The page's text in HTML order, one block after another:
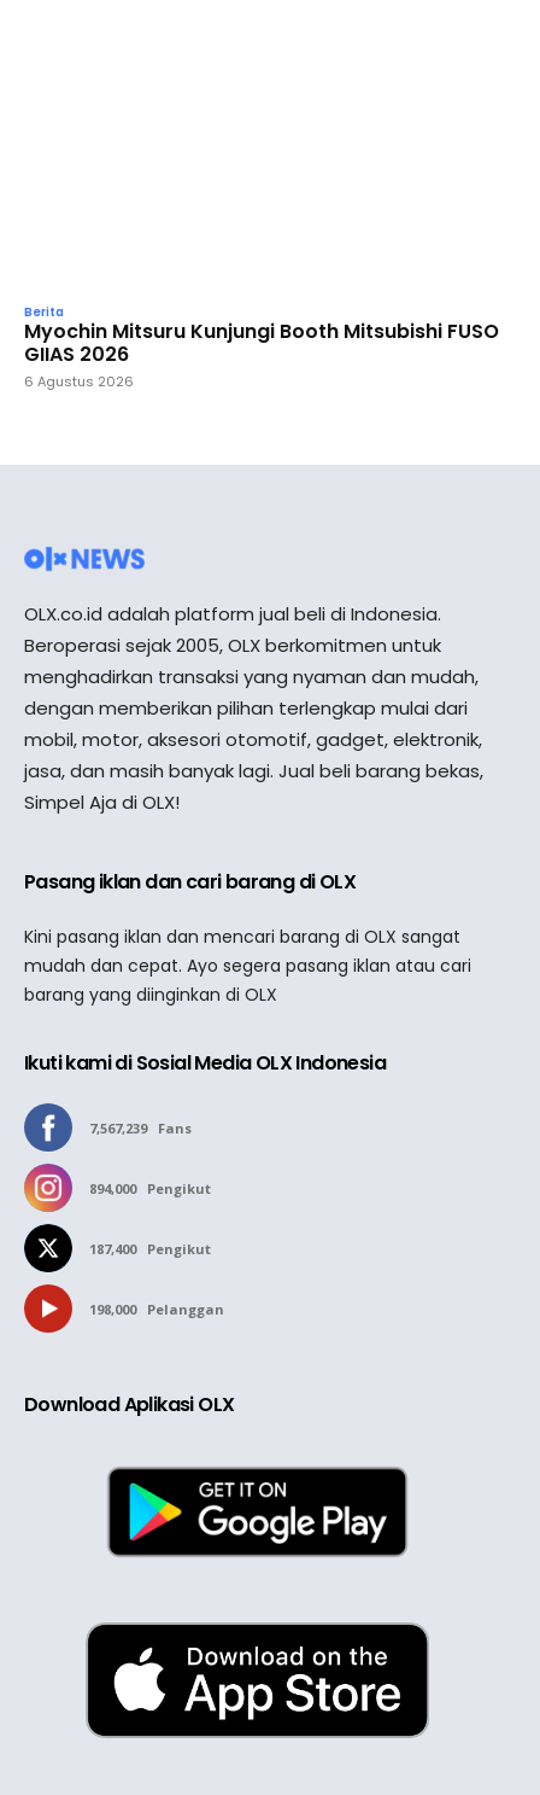
Berita
Myochin Mitsuru Kunjungi Booth Mitsubishi FUSO
GIIAS 2026
6 Agustus 2026
OLX.co.id adalah platform jual beli di Indonesia.
Beroperasi sejak 2005, OLX berkomitmen untuk
menghadirkan transaksi yang nyaman dan mudah,
dengan memberikan pilihan terlengkap mulai dari
mobil, motor, aksesori otomotif, gadget, elektronik,
jasa, dan masih banyak lagi. Jual beli barang bekas,
Simpel Aja di OLX!
Pasang iklan dan cari barang di OLX
Kini pasang iklan dan mencari barang di OLX sangat
mudah dan cepat. Ayo segera pasang iklan atau cari
barang yang diinginkan di OLX
Ikuti kami di Sosial Media OLX Indonesia
7,567,239 Fans
894,000 Pengikut
187,400 Pengikut
198,000 Pelanggan
Download Aplikasi OLX